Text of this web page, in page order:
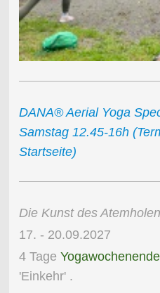
DANA® Aerial Yoga
Samstag 12.45-16h
Startseite)
Die Kunst des
17. - 20.09.2027
4 Tage
'Einkehr' .